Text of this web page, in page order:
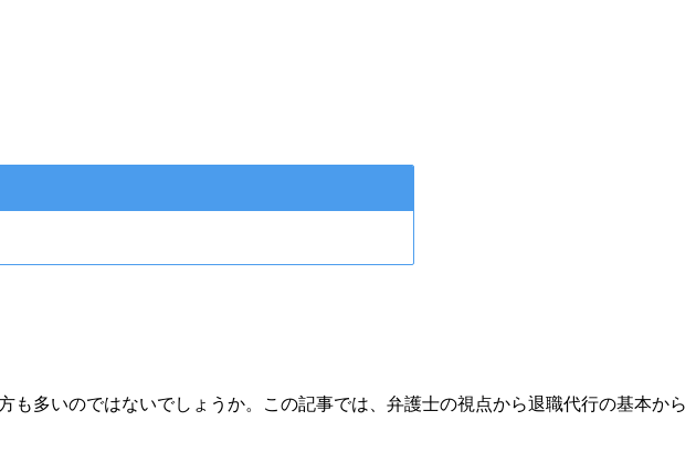
多いのではないでしょうか。この記事では、弁護士の視点から退職代行の基本から